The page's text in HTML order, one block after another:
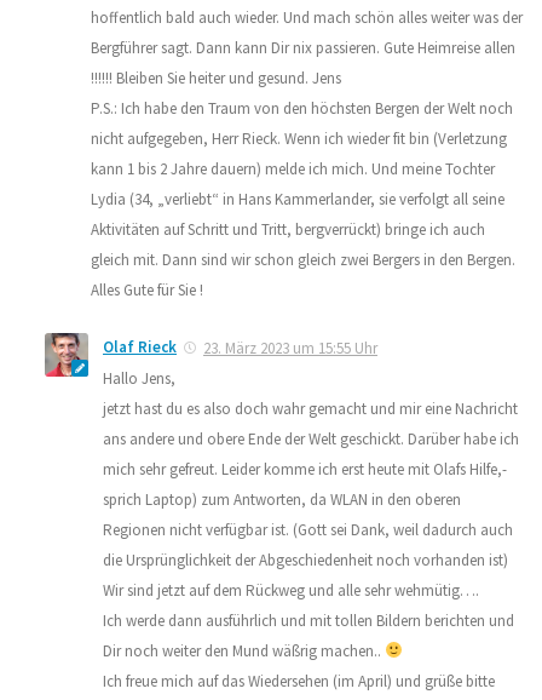
hoffentlich bald auch wieder. Und mach schön alles weiter was der
Bergführer sagt. Dann kann Dir nix passieren. Gute Heimreise allen
!!!!!! Bleiben Sie heiter und gesund. Jens
P.S.: Ich habe den Traum von den höchsten Bergen der Welt noch
nicht aufgegeben, Herr Rieck. Wenn ich wieder fit bin (Verletzung
kann 1 bis 2 Jahre dauern) melde ich mich. Und meine Tochter
Lydia (34, „verliebt“ in Hans Kammerlander, sie verfolgt all seine
Aktivitäten auf Schritt und Tritt, bergverrückt) bringe ich auch
gleich mit. Dann sind wir schon gleich zwei Bergers in den Bergen.
Alles Gute für Sie !
Olaf Rieck
23. März 2023 um 15:55 Uhr
Hallo Jens,
jetzt hast du es also doch wahr gemacht und mir eine Nachricht
ans andere und obere Ende der Welt geschickt. Darüber habe ich
mich sehr gefreut. Leider komme ich erst heute mit Olafs Hilfe,-
sprich Laptop) zum Antworten, da WLAN in den oberen
Regionen nicht verfügbar ist. (Gott sei Dank, weil dadurch auch
die Ursprünglichkeit der Abgeschiedenheit noch vorhanden ist)
Wir sind jetzt auf dem Rückweg und alle sehr wehmütig….
Ich werde dann ausführlich und mit tollen Bildern berichten und
Dir noch weiter den Mund wäßrig machen..
Ich freue mich auf das Wiedersehen (im April) und grüße bitte